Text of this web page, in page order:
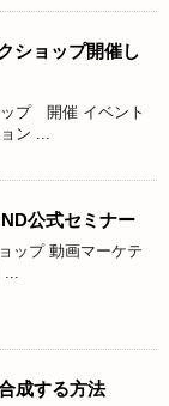
ョップ開催し
プ 開催 イベント
ン ...
公式セミナー
ップ 動画マーケテ
...
成する方法